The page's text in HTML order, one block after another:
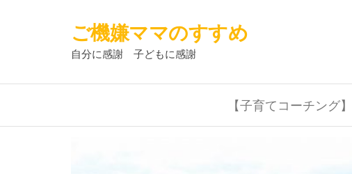
ご機嫌ママのすすめ
自分に感謝 子どもに感謝
【子育てコーチング】